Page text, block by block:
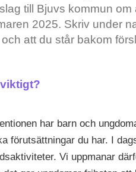
till Bjuvs kommun
2025. Skriv under
att du står bakom
har barn och
förutsättningar du har. I
Vi uppmanar